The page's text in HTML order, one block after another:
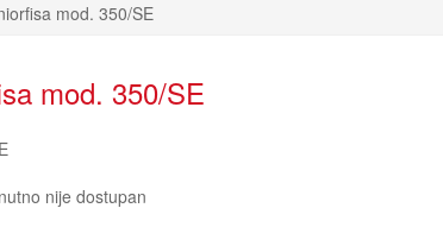
mod. 350/SE
mod. 350/SE
nije dostupan